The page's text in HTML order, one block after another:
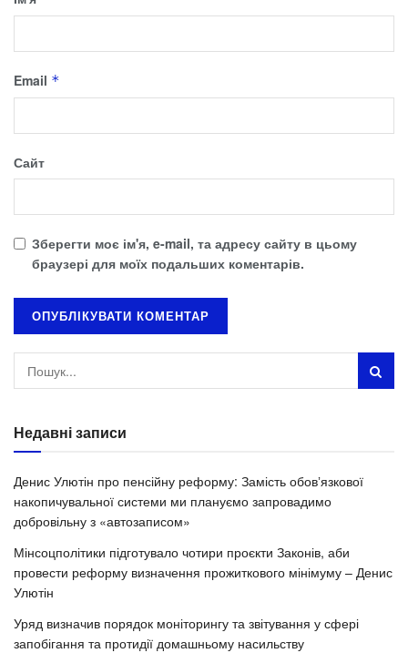
Email *
Сайт
Зберегти моє ім'я, e-mail, та адресу сайту в цьому
браузері для моїх подальших коментарів.
Недавні записи
Денис Улютін про пенсійну реформу: Замість обовʼязкової
накопичувальної системи ми плануємо запровадимо
добровільну з «автозаписом»
Мінсоцполітики підготувало чотири проєкти Законів, аби
провести реформу визначення прожиткового мінімуму – Денис
Улютін
Уряд визначив порядок моніторингу та звітування у сфері
запобігання та протидії домашньому насильству